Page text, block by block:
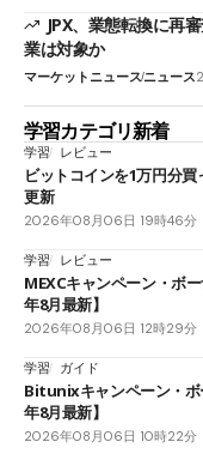
JPX、業態転換に再
業は対象か
マーケットニュースニュース
学習カテゴリ新着
学習 レビュー
ビットコインを1万円分
更新
2026年08月06日 19時46分
学習 レビュー
MEXCキャンペーン・ボ
年8月最新】
2026年08月06日 12時29分
学習 ガイド
Bitunixキャンペーン・ボ
年8月最新】
2026年08月06日 10時22分